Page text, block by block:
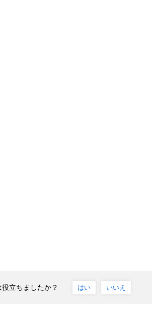
立ちましたか？ はい いいえ